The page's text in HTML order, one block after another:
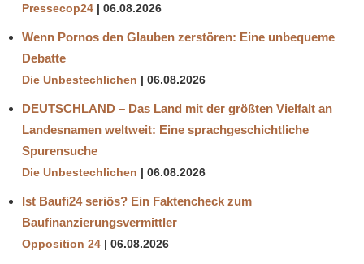
Pressecop24 06.08.2026
Wenn Pornos den Glauben zerstören: Eine unbequeme
Debatte
Die Unbestechlichen 06.08.2026
DEUTSCHLAND – Das Land mit der größten Vielfalt an
Landesnamen weltweit: Eine sprachgeschichtliche
Spurensuche
Die Unbestechlichen 06.08.2026
Ist Baufi24 seriös? Ein Faktencheck zum
Baufinanzierungsvermittler
Opposition 24 06.08.2026